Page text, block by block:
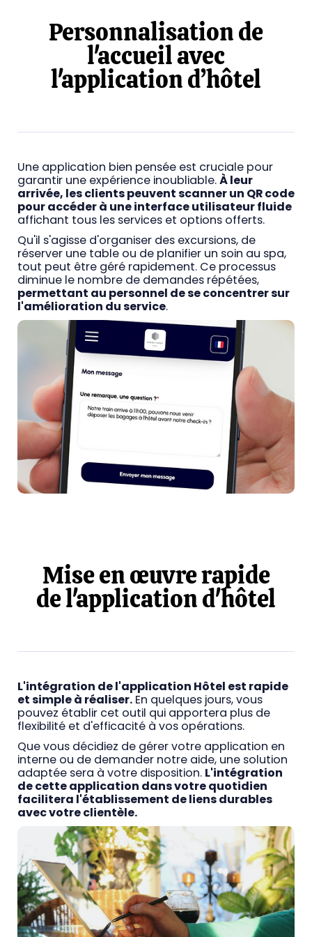
Personnalisation de
l'accueil avec
l'application d’hôtel
Une application bien pensée est cruciale pour
garantir une expérience inoubliable.À leur
arrivée, les clients peuvent scanner un QR code
pour accéder à une interface utilisateur fluide
affichant tous les services et options offerts.
Qu'il s'agisse d'organiser des excursions, de
réserver une table ou de planifier un soin au spa,
tout peut être géré rapidement. Ce processus
diminue le nombre de demandes répétées,
permettant au personnel de se concentrer sur
l'amélioration du service.
Mise en œuvre rapide
de l'application d'hôtel
L'intégration de l'application Hôtel est rapide
et simple à réaliser. En quelques jours, vous
pouvez établir cet outil qui apportera plus de
flexibilité et d'efficacité à vos opérations.
Que vous décidiez de gérer votre application en
interne ou de demander notre aide, une solution
adaptée sera à votre disposition. L'intégration
de cette application dans votre quotidien
facilitera l'établissement de liens durables
avec votre clientèle.